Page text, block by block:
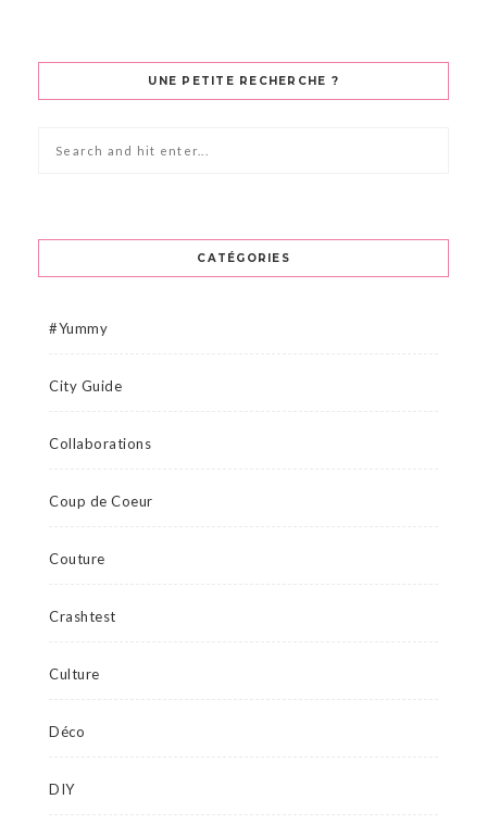
UNE PETITE RECHERCHE ?
CATÉGORIES
#Yummy
City Guide
Collaborations
Coup de Coeur
Couture
Crashtest
Culture
Déco
DIY